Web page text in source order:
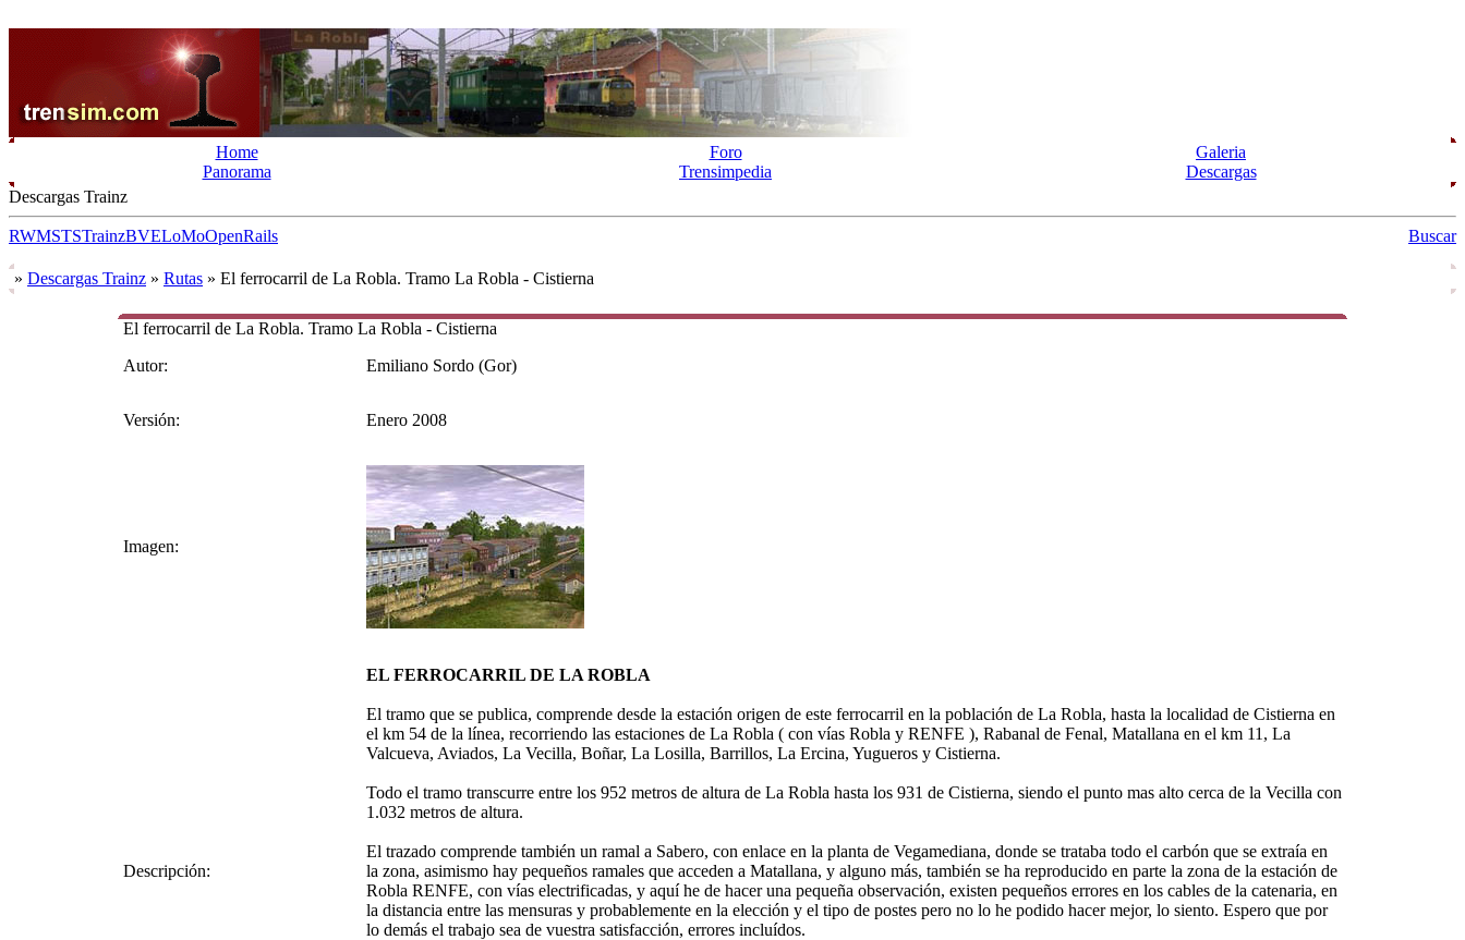
Home Foro
Galeria
Panorama
Trensimpedia
Descargas
Descargas Trainz
RWMSTSTrainzBVELoMoOpenRails Buscar
» Descargas Trainz » Rutas » El ferrocarril de La Robla. Tramo La Robla - Cistierna
El ferrocarril de La Robla. Tramo La Robla - Cistierna
Autor:
Emiliano Sordo (Gor)
Versión: Enero 2008
Imagen:
Descripción:
EL FERROCARRIL DE LA ROBLA
El tramo que se publica, comprende desde la estación origen de este ferrocarril en la población de La Robla, hasta la localidad de Cistierna en
el km 54 de la línea, recorriendo las estaciones de La Robla ( con vías Robla y RENFE ), Rabanal de Fenal, Matallana en el km 11, La
Valcueva, Aviados, La Vecilla, Boñar, La Losilla, Barrillos, La Ercina, Yugueros y Cistierna.
Todo el tramo transcurre entre los 952 metros de altura de La Robla hasta los 931 de Cistierna, siendo el punto mas alto cerca de la Vecilla con
1.032 metros de altura.
El trazado comprende también un ramal a Sabero, con enlace en la planta de Vegamediana, donde se trataba todo el carbón que se extraía en
la zona, asimismo hay pequeños ramales que acceden a Matallana, y alguno más, también se ha reproducido en parte la zona de la estación de
Robla RENFE, con vías electrificadas, y aquí he de hacer una pequeña observación, existen pequeños errores en los cables de la catenaria, en
la distancia entre las mensuras y probablemente en la elección y el tipo de postes pero no lo he podido hacer mejor, lo siento. Espero que por
lo demás el trabajo sea de vuestra satisfacción, errores incluídos.